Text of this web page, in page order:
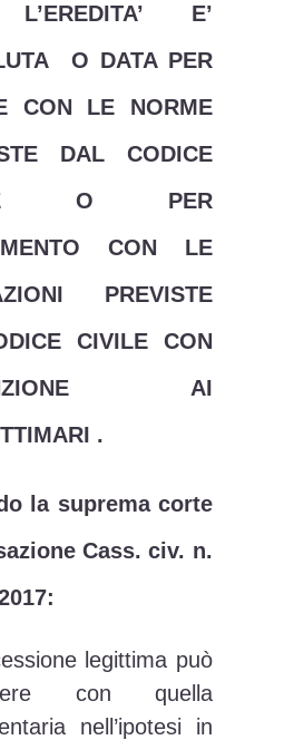
E’
O DATA PER
CON LE NORME
DAL CODICE
O PER
CON LE
PREVISTE
CIVILE CON
AI
.
la suprema corte
Cass. civ. n.
legittima può
con quella
nell’ipotesi in